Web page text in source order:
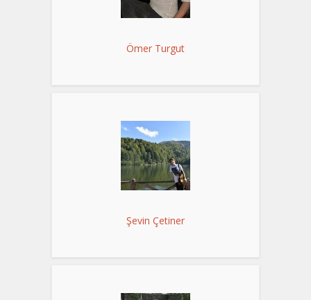
Ömer Turgut
Şevin Çetiner